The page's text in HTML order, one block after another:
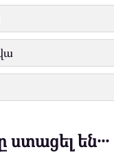
ստացել են․․․